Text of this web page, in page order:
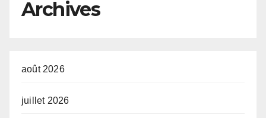
(AUDA-NEPAD)
Archives
août 2026
juillet 2026